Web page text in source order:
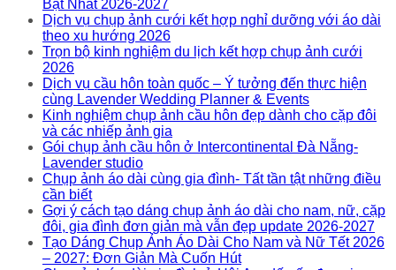
Bật Nhất 2026-2027
Dịch vụ chụp ảnh cưới kết hợp nghỉ dưỡng với áo dài
theo xu hướng 2026
Trọn bộ kinh nghiệm du lịch kết hợp chụp ảnh cưới
2026
Dịch vụ cầu hôn toàn quốc – Ý tưởng đến thực hiện
cùng Lavender Wedding Planner & Events
Kinh nghiệm chụp ảnh cầu hôn đẹp dành cho cặp đôi
và các nhiếp ảnh gia
Gói chụp ảnh cầu hôn ở Intercontinental Đà Nẵng-
Lavender studio
Chụp ảnh áo dài cùng gia đình- Tất tần tật những điều
cần biết
Gợi ý cách tạo dáng chụp ảnh áo dài cho nam, nữ, cặp
đôi, gia đình đơn giản mà vẫn đẹp update 2026-2027
Tạo Dáng Chụp Ảnh Áo Dài Cho Nam và Nữ Tết 2026
– 2027: Đơn Giản Mà Cuốn Hút